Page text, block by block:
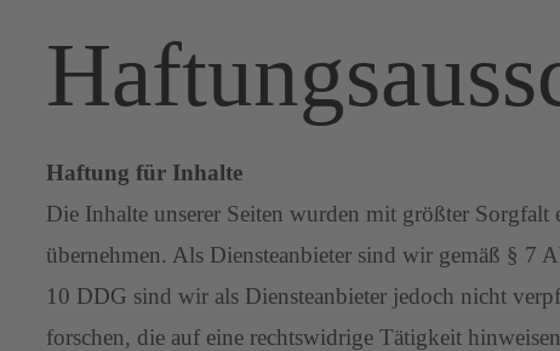
Haftung für Inhalte
Die Inhalte unserer Seiten wurden mit größter
übernehmen. Als Diensteanbieter sind wir gemäß § 7
10 DDG sind wir als Diensteanbieter jedoch nicht
forschen, die auf eine rechtswidrige Tätigkeit